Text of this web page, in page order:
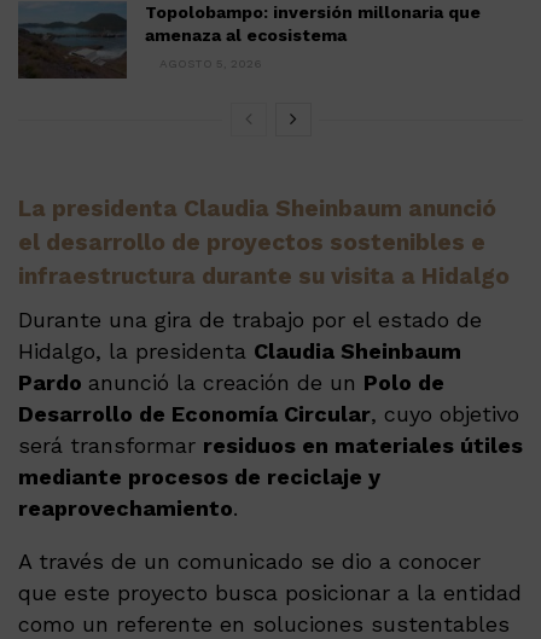
Topolobampo: inversión millonaria que
amenaza al ecosistema
AGOSTO 5, 2026
La presidenta Claudia Sheinbaum anunció
el desarrollo de proyectos sostenibles e
infraestructura durante su visita a Hidalgo
Durante una gira de trabajo por el estado de
Hidalgo, la presidenta Claudia Sheinbaum
Pardo anunció la creación de un Polo de
Desarrollo de Economía Circular, cuyo objetivo
será transformar residuos en materiales útiles
mediante procesos de reciclaje y
reaprovechamiento.
A través de un comunicado se dio a conocer
que este proyecto busca posicionar a la entidad
como un referente en soluciones sustentables